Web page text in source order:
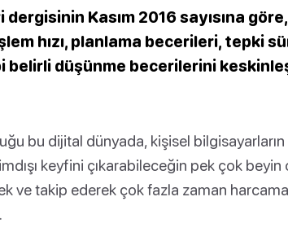
Kasım 2016 sayısına
hızı, planlama becerileri, tepki
belirli düşünme becerilerini
bu dijital dünyada, kişisel
keyfini çıkarabileceğin pek çok beyin
ve takip ederek çok fazla zaman